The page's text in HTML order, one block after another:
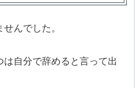
んでした。
は自分で辞めると言って出